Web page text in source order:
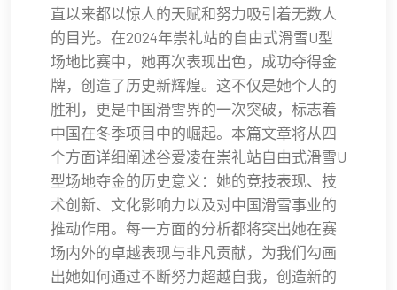
直以来都以惊人的天赋和努力吸引着无数人
的目光。在2024年崇礼站的自由式滑雪U型
场地比赛中，她再次表现出色，成功夺得金
牌，创造了历史新辉煌。这不仅是她个人的
胜利，更是中国滑雪界的一次突破，标志着
中国在冬季项目中的崛起。本篇文章将从四
个方面详细阐述谷爱凌在崇礼站自由式滑雪U
型场地夺金的历史意义：她的竞技表现、技
术创新、文化影响力以及对中国滑雪事业的
推动作用。每一方面的分析都将突出她在赛
场内外的卓越表现与非凡贡献，为我们勾画
出她如何通过不断努力超越自我，创造新的